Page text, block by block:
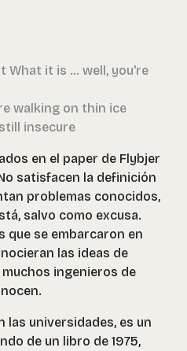
What it is ... well, you're
walking on thin ice
insecure
en el paper de Flybjer
satisfacen la definición
problemas conocidos,
salvo como excusa.
que se embarcaron en
las ideas de
ingenieros de
las universidades, es un
de un libro de 1975,